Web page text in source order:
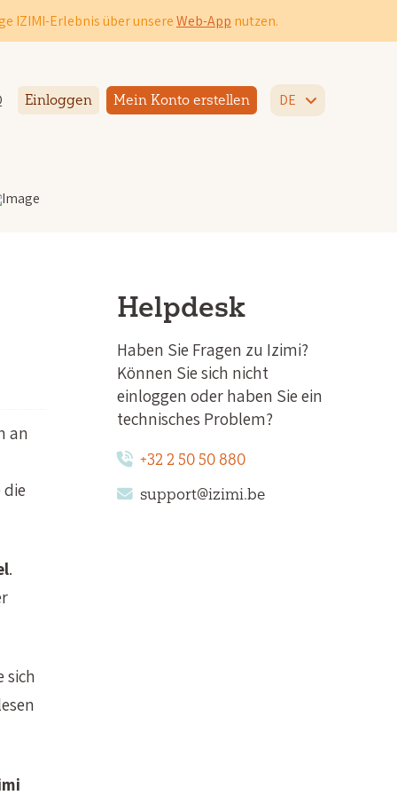
IZIMI-Erlebnis über unsereWeb-App nutzen.
Einloggen Mein Konto erstellen DE
an
die
.
sich
Helpdesk
Haben Sie Fragen zu Izimi?
Können Sie sich nicht
einloggen oder haben Sie ein
technisches Problem?
+32 2 50 50 880
support@izimi.be